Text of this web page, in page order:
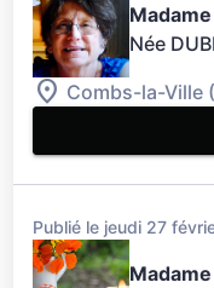
Née
Combs-la-Ville
Publié le jeudi 27